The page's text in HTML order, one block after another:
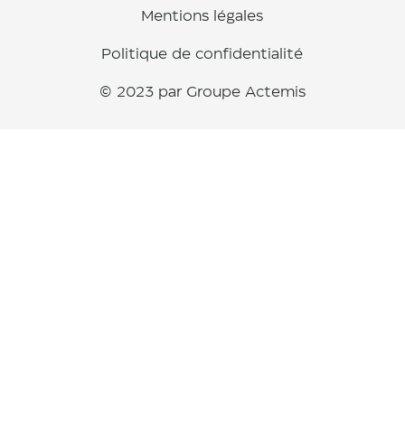
© 2023 par Groupe Actemis
Politique de confidentialité
Mentions légales